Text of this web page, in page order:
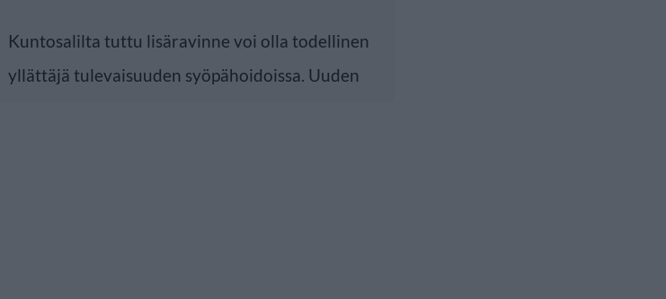
Kuntosalilta tuttu lisäravinne voi olla todellinen
yllättäjä tulevaisuuden syöpähoidoissa. Uuden